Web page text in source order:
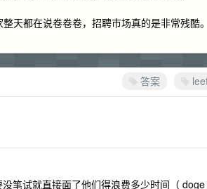
天都在说卷卷卷，招聘市场真的是非常残酷。
答案
笔试就直接面了他们得浪费多少时间（ doge